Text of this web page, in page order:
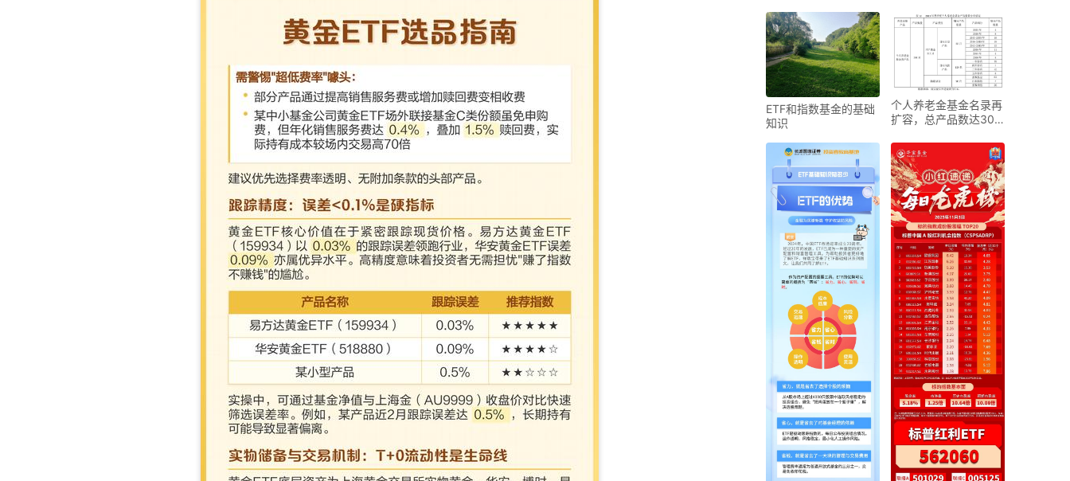
ETF和指数基金的基础
知识
个人养老金基金名录再
扩容，总产品数达302